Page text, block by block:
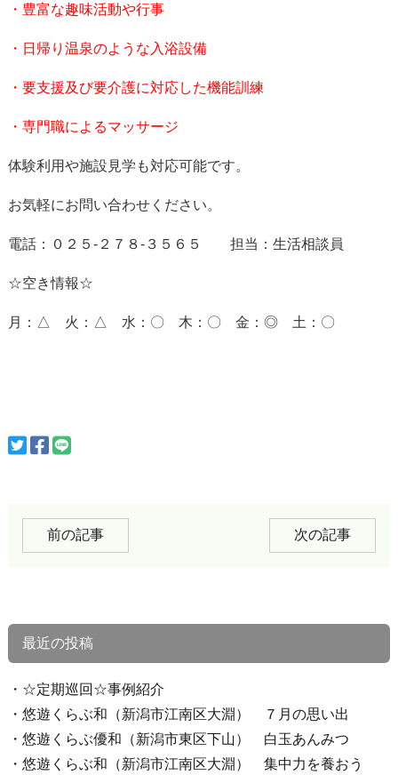
・豊富な趣味活動や行事
・日帰り温泉のような入浴設備
・要支援及び要介護に対応した機能訓練
・専門職によるマッサージ
体験利用や施設見学も対応可能です。
お気軽にお問い合わせください。
電話：０２５-２７８-３５６５ 担当：生活相談員
☆空き情報☆
月：△ 火：△ 水：〇 木：〇 金：◎ 土：〇
前の記事 次の記事
最近の投稿
☆定期巡回☆事例紹介
悠遊くらぶ和（新潟市江南区大淵） ７月の思い出
悠遊くらぶ優和（新潟市東区下山） 白玉あんみつ
悠遊くらぶ和（新潟市江南区大淵） 集中力を養おう